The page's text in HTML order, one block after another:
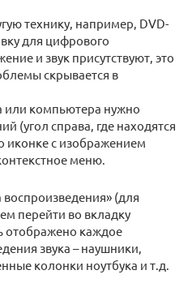
технику, например, DVD-
для цифрового
и звук присутствуют, это
скрывается в
или компьютера нужно
(угол справа, где находятся
иконке с изображением
меню.
(для
перейти во вкладку
отображено каждое
звука – наушники,
колонки ноутбука и т.д.